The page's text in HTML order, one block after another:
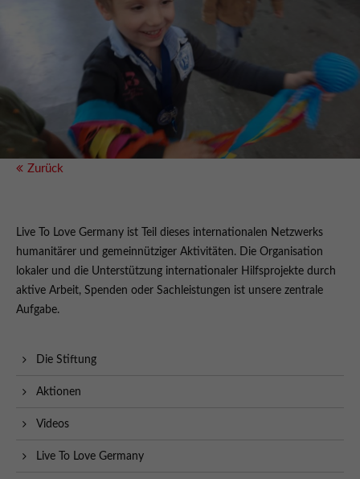
Zurück
Live To Love Germany ist Teil dieses internationalen Netzwerks
humanitärer und gemeinnütziger Aktivitäten. Die Organisation
lokaler und die Unterstützung internationaler Hilfsprojekte durch
aktive Arbeit, Spenden oder Sachleistungen ist unsere zentrale
Aufgabe.
Die Stiftung
Aktionen
Videos
Live To Love Germany